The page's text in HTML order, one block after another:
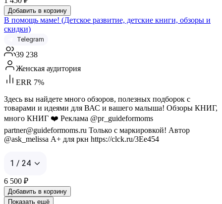
Добавить в корзину
В помощь маме! (Детское развитие, детские книги, обзоры и
скидки)
Telegram
39 238
Женская аудитория
ERR 7%
Здесь вы найдете много обзоров, полезных подборок с
товарами и идеями для ВАС и вашего малыша! Обзоры КНИГ,
много КНИГ ❤️ Реклама @pr_guideformoms
partner@guideformoms.ru Только с маркировкой! Автор
@ask_melissa А+ для ркн https://clck.ru/3Ee454
1 / 24
6 500 ₽
Добавить в корзину
Показать ещё